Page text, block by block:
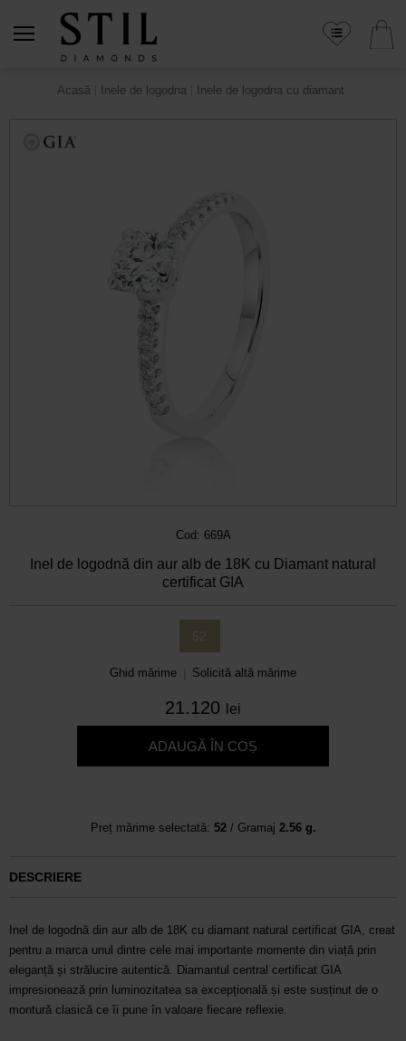
Acasă Inele de logodna Inele de logodna cu diamant
Cod: 669A
Inel de logodnă din aur alb de 18K cu Diamant natural
certificat GIA
52
Ghid mărime Solicită altă mărime
21.120 lei
ADAUGĂ ÎN COȘ
Preț mărime selectată: 52/ Gramaj 2.56 g.
DESCRIERE
Inel de logodnă din aur alb de 18K cu diamant natural certificat GIA, creat
pentru a marca unul dintre cele mai importante momente din viață prin
eleganță și strălucire autentică. Diamantul central certificat GIA
impresionează prin luminozitatea sa excepțională și este susținut de o
montură clasică ce îi pune în valoare fiecare reflexie.